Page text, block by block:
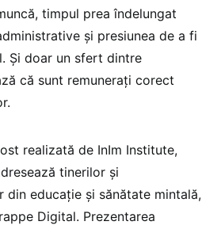
timpul prea îndelungat
și presiunea de a fi
Și doar un sfert dintre
că sunt remunerați corect
realizată de InIm Institute,
tinerilor și
din educație și sănătate mintală,
Digital. Prezentarea